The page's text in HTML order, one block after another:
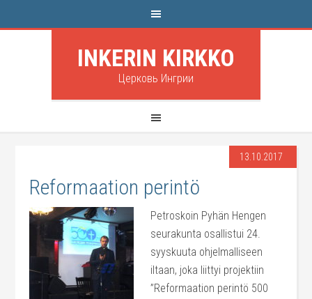
INKERIN KIRKKO
Церковь Ингрии
13.10.2017
Reformaation perintö
Petroskoin Pyhän Hengen
seurakunta osallistui 24.
syyskuuta ohjelmalliseen
iltaan, joka liittyi projektiin
”Reformaation perintö 500